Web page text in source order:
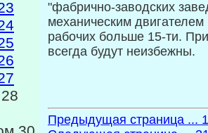
"фабрично-заводских
механическим
рабочих больше 15-ти.
всегда будут неизбежны.
Предыдущая страница ...